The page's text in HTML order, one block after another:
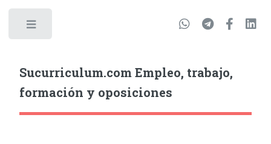
Sucurriculum.com Empleo, trabajo,
formación y oposiciones